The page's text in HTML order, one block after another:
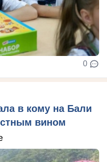
0
в кому на Бали
вином